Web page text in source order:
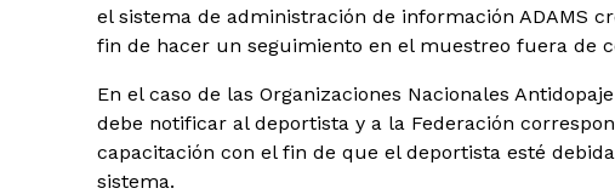
el sistema de administración de información ADAMS
fin de hacer un seguimiento en el muestreo fuera de
En el caso de las Organizaciones Nacionales
debe notificar al deportista y a la Federación
capacitación con el fin de que el deportista esté
sistema.